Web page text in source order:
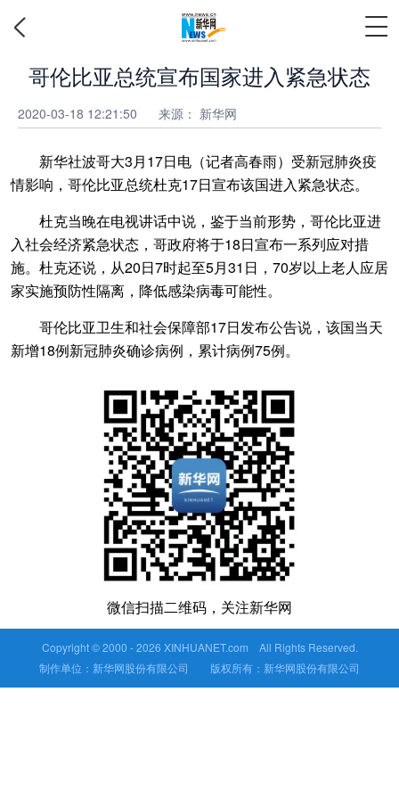
哥伦比亚总统宣布国家进入紧急状态
2020-03-18 12:21:50 来源： 新华网
新华社波哥大3月17日电（记者高春雨）受新冠肺炎疫
情影响，哥伦比亚总统杜克17日宣布该国进入紧急状态。
杜克当晚在电视讲话中说，鉴于当前形势，哥伦比亚进
入社会经济紧急状态，哥政府将于18日宣布一系列应对措
施。杜克还说，从20日7时起至5月31日，70岁以上老人应居
家实施预防性隔离，降低感染病毒可能性。
哥伦比亚卫生和社会保障部17日发布公告说，该国当天
新增18例新冠肺炎确诊病例，累计病例75例。
微信扫描二维码，关注新华网
Copyright © 2000 -2026 XINHUANET.com All Rights Reserved.
制作单位：新华网股份有限公司 版权所有：新华网股份有限公司